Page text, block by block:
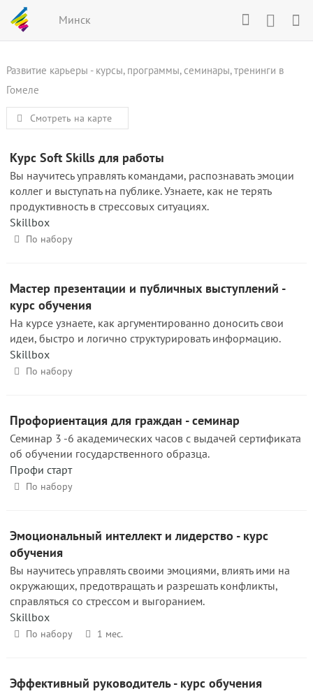
Минск
Развитие карьеры - курсы, программы, семинары, тренинги в
Гомеле
Смотреть на карте
Курс Soft Skills для работы
Вы научитесь управлять командами, распознавать эмоции
коллег и выступать на публике. Узнаете, как не терять
продуктивность в стрессовых ситуациях.
Skillbox
По набору
Мастер презентации и публичных выступлений -
курс обучения
На курсе узнаете, как аргументированно доносить свои
идеи, быстро и логично структурировать информацию.
Skillbox
По набору
Профориентация для граждан - семинар
Семинар 3 -6 академических часов с выдачей сертификата
об обучении государственного образца.
Профи старт
По набору
Эмоциональный интеллект и лидерство - курс
обучения
Вы научитесь управлять своими эмоциями, влиять ими на
окружающих, предотвращать и разрешать конфликты,
справляться со стрессом и выгоранием.
Skillbox
По набору 1 мес.
Эффективный руководитель - курс обучения